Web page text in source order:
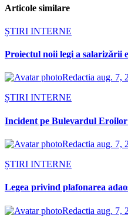
Articole similare
ȘTIRI INTERNE
Proiectul noii legi a salarizării
Redactia aug. 7,
ȘTIRI INTERNE
Incident pe Bulevardul Eroilor
Redactia aug. 7,
ȘTIRI INTERNE
Legea privind plafonarea
Redactia aug. 7,